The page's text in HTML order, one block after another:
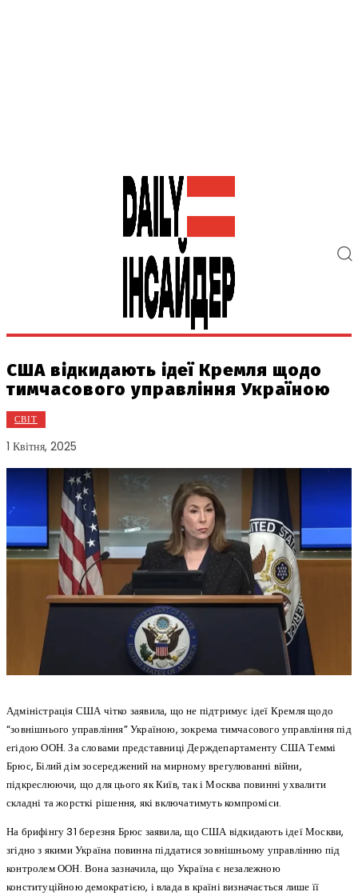
США відкидають ідеї Кремля щодо
тимчасового управління Україною
СВІТ
1 Квітня, 2025
Адміністрація США чітко заявила, що не підтримує ідеї Кремля щодо
“зовнішнього управління” Україною, зокрема тимчасового управління під
егідою ООН. За словами представниці Держдепартаменту США Теммі
Брюс, Білий дім зосереджений на мирному врегулюванні війни,
підкреслюючи, що для цього як Київ, так і Москва повинні ухвалити
складні та жорсткі рішення, які включатимуть компроміси.
На брифінгу 31 березня Брюс заявила, що США відкидають ідеї Москви,
згідно з якими Україна повинна піддатися зовнішньому управлінню під
контролем ООН. Вона зазначила, що Україна є незалежною
конституційною демократією, і влада в країні визначається лише її